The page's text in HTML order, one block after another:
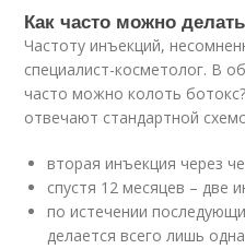
Как часто можно
Частоту инъекций,
специалист-косметолог. В
часто можно колоть
отвечают стандартной
вторая инъекция через
спустя 12 месяцев – две
по истечении
делается всего лишь